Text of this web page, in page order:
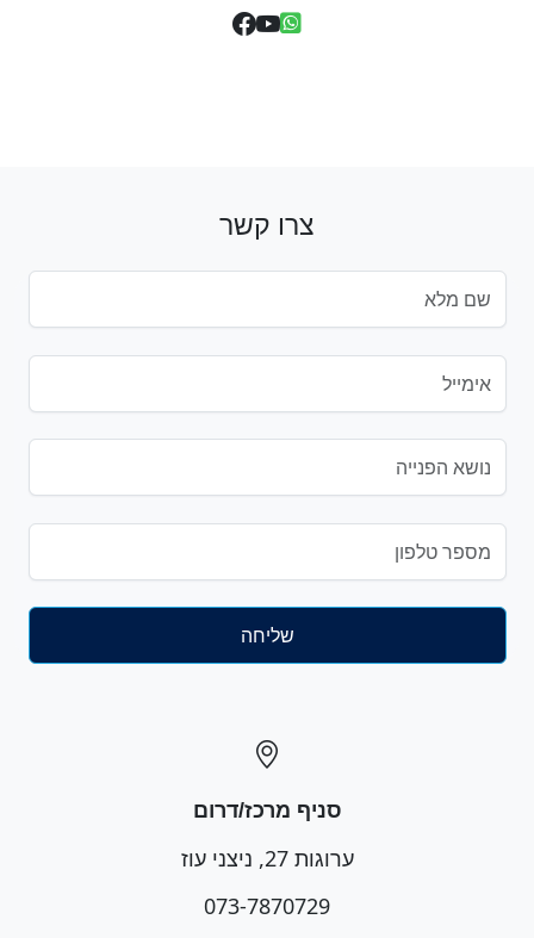
סניף מרכז/דרום
ערוגות 27, ניצני עוז
073-7870729
צרו קשר